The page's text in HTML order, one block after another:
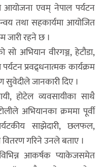
एवम् नेपाल पर्यटन
तथा सहकार्यमा आयोजित
रहने छ ।
अभियान वीरगञ्ज, हेटौडा,
प्रवद्र्धनात्मक कार्यक्रम
जानकारी दिए ।
होटेल व्यवसायीका साथै
अभियानका क्रममा पूर्वी
साझेदारी, छलफल,
वितरण गरिने उनले बताए ।
आकर्षक प्याकेजसमेत